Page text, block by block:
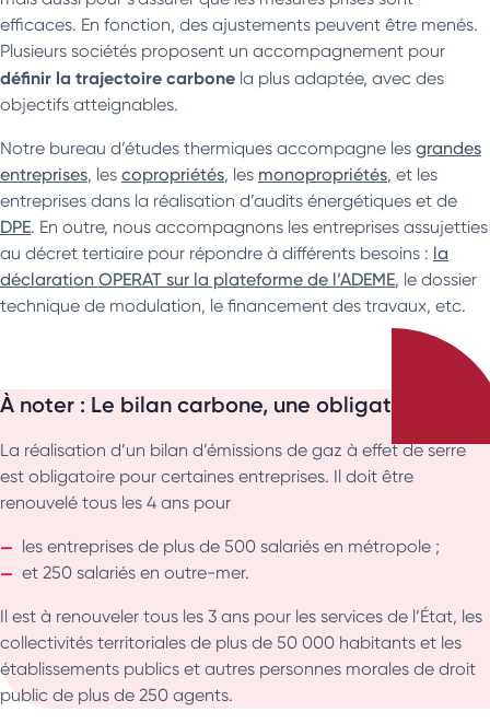
efficaces. En fonction, des ajustements peuvent être menés.
Plusieurs sociétés proposent un accompagnement pour
définir la trajectoire carbone la plus adaptée, avec des
objectifs atteignables.
Notre bureau d’études thermiques accompagne les grandes
entreprises, les copropriétés, les monopropriétés, et les
entreprises dans la réalisation d’audits énergétiques et de
DPE. En outre, nous accompagnons les entreprises assujetties
au décret tertiaire pour répondre à différents besoins : la
déclaration OPERAT sur la plateforme de l’ADEME, le dossier
technique de modulation, le financement des travaux, etc.
À noter : Le bilan carbone, une obligation ?
La réalisation d’un bilan d’émissions de gaz à effet de serre
est obligatoire pour certaines entreprises. Il doit être
renouvelé tous les 4 ans pour
les entreprises de plus de 500 salariés en métropole ;
et 250 salariés en outre-mer.
Il est à renouveler tous les 3 ans pour les services de l’État, les
collectivités territoriales de plus de 50 000 habitants et les
établissements publics et autres personnes morales de droit
public de plus de 250 agents.